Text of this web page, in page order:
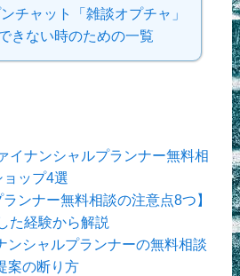
チャット「雑談オプチャ」
きない時のための一覧
イナンシャルプランナー無料相
ップ4選
ンナー無料相談の注意点8つ】
た経験から解説
ンシャルプランナーの無料相談
案の断り方